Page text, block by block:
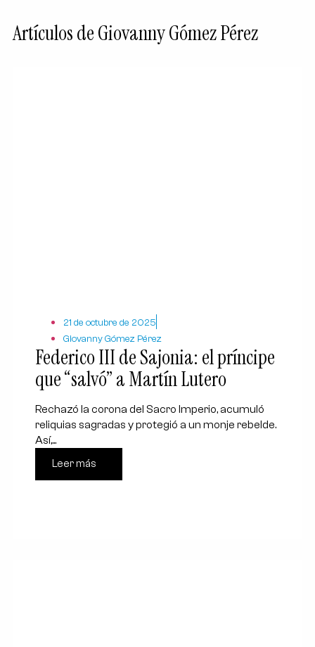
Artículos de Giovanny Gómez Pérez
21 de octubre de 2025
Giovanny Gómez Pérez
Federico III de Sajonia: el príncipe
que “salvó” a Martín Lutero
Rechazó la corona del Sacro Imperio, acumuló
reliquias sagradas y protegió a un monje rebelde.
Así,...
Leer más